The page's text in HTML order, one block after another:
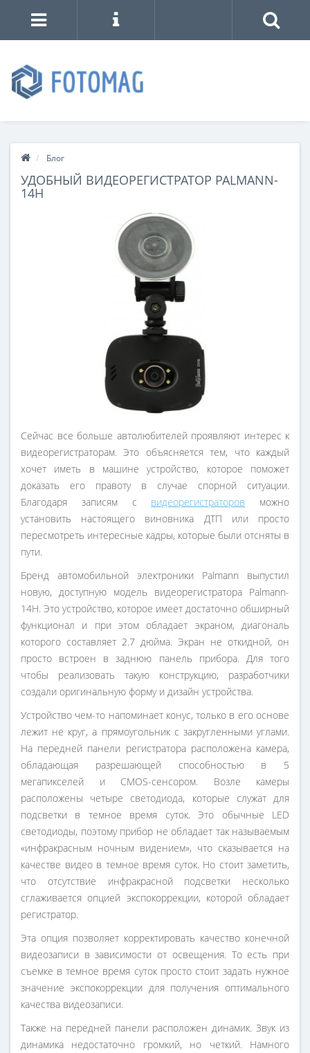
Блог
УДОБНЫЙ ВИДЕОРЕГИСТРАТОР PALMANN-
14H
Сейчас все больше автолюбителей проявляют интерес к
видеорегистраторам. Это объясняется тем, что каждый
хочет иметь в машине устройство, которое поможет
доказать его правоту в случае спорной ситуации.
Благодаря записям с видеорегистраторов можно
установить настоящего виновника ДТП или просто
пересмотреть интересные кадры, которые были отсняты в
пути.
Бренд автомобильной электроники Palmann выпустил
новую, доступную модель видеорегистратора Palmann-
14H. Это устройство, которое имеет достаточно обширный
функционал и при этом обладает экраном, диагональ
которого составляет 2.7 дюйма. Экран не откидной, он
просто встроен в заднюю панель прибора. Для того
чтобы реализовать такую конструкцию, разработчики
создали оригинальную форму и дизайн устройства.
Устройство чем-то напоминает конус, только в его основе
лежит не круг, а прямоугольник с закругленными углами.
На передней панели регистратора расположена камера,
обладающая разрешающей способностью в 5
мегапикселей и CMOS-сенсором. Возле камеры
расположены четыре светодиода, которые служат для
подсветки в темное время суток. Это обычные LED
светодиоды, поэтому прибор не обладает так называемым
«инфракрасным ночным видением», что сказывается на
качестве видео в темное время суток. Но стоит заметить,
что отсутствие инфракрасной подсветки несколько
сглаживается опцией экспокоррекции, которой обладает
регистратор.
Эта опция позволяет корректировать качество конечной
видеозаписи в зависимости от освещения. То есть при
съемке в темное время суток просто стоит задать нужное
значение экспокоррекции для получения оптимального
качества видеозаписи.
Также на передней панели расположен динамик. Звук из
динамика недостаточно громкий, но четкий. Намного